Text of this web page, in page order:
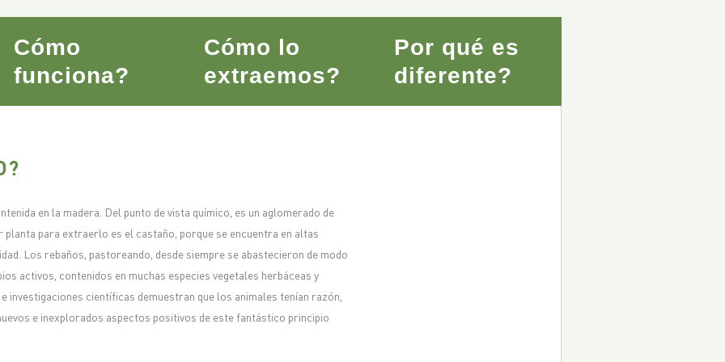
Cómo
funciona?
Cómo lo
extraemos?
Por qué es
diferente?
en la madera. Del punto de vista químico, es un aglomerado de
para extraerlo es el castaño, porque se encuentra en altas
Los rebaños, pastoreando, desde siempre se abastecieron de modo
activos, contenidos en muchas especies vegetales herbáceas y
investigaciones científicas demuestran que los animales tenían razón,
e inexplorados aspectos positivos de este fantástico principio